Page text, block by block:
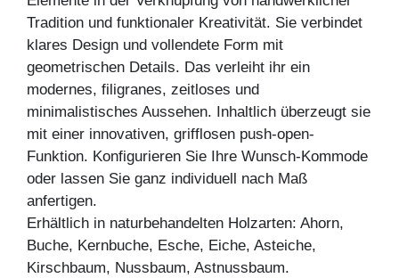
Tradition und funktionaler Kreativität. Sie verbindet
klares Design und vollendete Form mit
geometrischen Details. Das verleiht ihr ein
modernes, filigranes, zeitloses und
minimalistisches Aussehen. Inhaltlich überzeugt sie
mit einer innovativen, grifflosen push-open-
Funktion. Konfigurieren Sie Ihre Wunsch-Kommode
oder lassen Sie ganz individuell nach Maß
anfertigen.
Erhältlich in naturbehandelten Holzarten: Ahorn,
Buche, Kernbuche, Esche, Eiche, Asteiche,
Kirschbaum, Nussbaum, Astnussbaum.